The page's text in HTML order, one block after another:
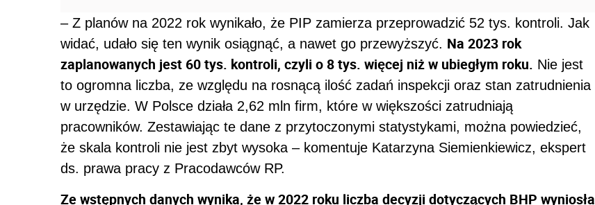
– Z planów na 2022 rok wynikało, że PIP zamierza przeprowadzić 52 tys. kontroli. Jak
widać, udało się ten wynik osiągnąć, a nawet go przewyższyć. Na 2023 rok
zaplanowanych jest 60 tys. kontroli, czyli o 8 tys. więcej niż w ubiegłym roku. Nie jest
to ogromna liczba, ze względu na rosnącą ilość zadań inspekcji oraz stan zatrudnienia
w urzędzie. W Polsce działa 2,62 mln firm, które w większości zatrudniają
pracowników. Zestawiając te dane z przytoczonymi statystykami, można powiedzieć,
że skala kontroli nie jest zbyt wysoka – komentuje Katarzyna Siemienkiewicz, ekspert
ds. prawa pracy z Pracodawców RP.
Ze wstępnych danych wynika, że w 2022 roku liczba decyzji dotyczących BHP wyniosła